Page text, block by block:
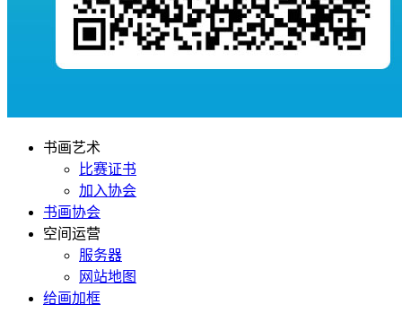
书画艺术
比赛证书
加入协会
书画协会
空间运营
服务器
网站地图
给画加框